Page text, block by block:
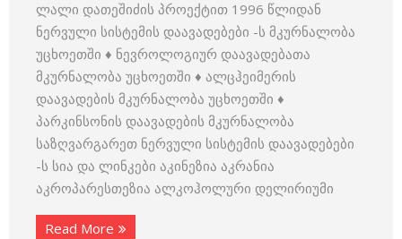
ლალი დათეშიძის პროექტით 1996 წლიდან
ნერვული სისტემის დაავადებები -ს მკურნალობა
უცხოეთში ♦ ნევროლოგიურ დაავადებათა
მკურნალობა უცხოეთში ♦ ალცჰეიმერის
დაავადების მკურნალობა უცხოეთში ♦
პარკინსონის დაავადების მკურნალობა
საზღვარგარეთ ნერვული სისტემის დაავადებები
-ს სია და ლინკები აკინეზია აკრანია
აკროპარესთეზია ალკოჰოლური დელირიუმი
Read More